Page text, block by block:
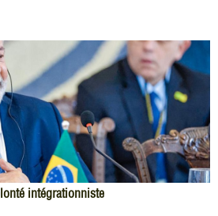
intégrationniste